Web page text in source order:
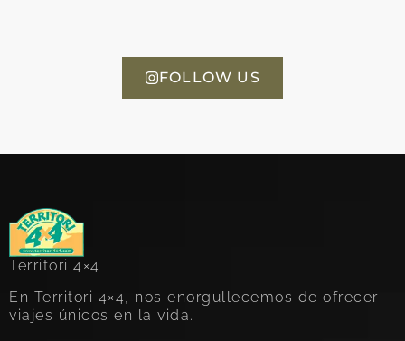
FOLLOW US
Territori 4×4
En Territori 4×4, nos enorgullecemos de ofrecer
viajes únicos en la vida.